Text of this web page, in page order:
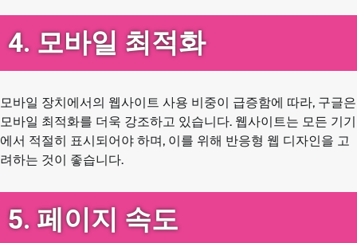
4. 모바일 최적화
모바일 장치에서의 웹사이트 사용 비중이 급증함에 따라, 구글은
모바일 최적화를 더욱 강조하고 있습니다. 웹사이트는 모든 기기
에서 적절히 표시되어야 하며, 이를 위해 반응형 웹 디자인을 고
려하는 것이 좋습니다.
5. 페이지 속도